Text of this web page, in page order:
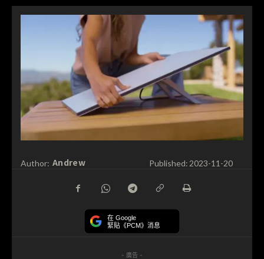
Author: Andrew Published: 2023-11-20
在 Google
緊貼《PCM》消息
- 廣告 -